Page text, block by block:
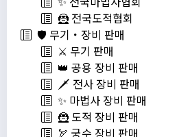
🦹 전국도적협회
🛡️ 무기・장비 판매
⚔️ 무기 판매
👑 공용 장비 판매
🗡️ 전사 장비 판매
✨ 마법사 장비 판매
🦹 도적 장비 판매
🏹 궁수 장비 판매